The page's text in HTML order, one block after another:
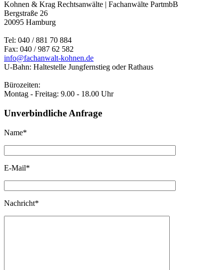
Kohnen & Krag Rechtsanwälte | Fachanwälte PartmbB
Bergstraße 26
20095 Hamburg
Tel: 040 / 881 70 884
Fax: 040 / 987 62 582
info@fachanwalt-kohnen.de
U-Bahn: Haltestelle Jungfernstieg oder Rathaus
Bürozeiten:
Montag - Freitag: 9.00 - 18.00 Uhr
Unverbindliche Anfrage
Name*
E-Mail*
Nachricht*